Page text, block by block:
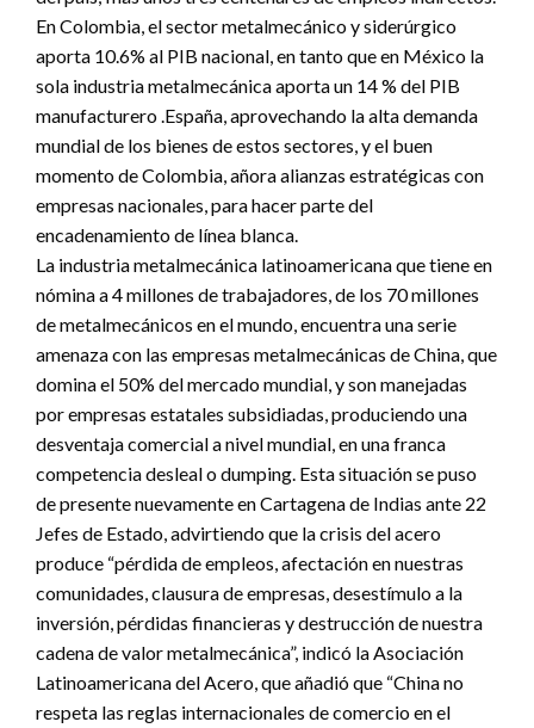
En Colombia, el sector metalmecánico y siderúrgico
aporta 10.6% al PIB nacional, en tanto que en México la
sola industria metalmecánica aporta un 14 % del PIB
manufacturero .España, aprovechando la alta demanda
mundial de los bienes de estos sectores, y el buen
momento de Colombia, añora alianzas estratégicas con
empresas nacionales, para hacer parte del
encadenamiento de línea blanca.
La industria metalmecánica latinoamericana que tiene en
nómina a 4 millones de trabajadores, de los 70 millones
de metalmecánicos en el mundo, encuentra una serie
amenaza con las empresas metalmecánicas de China, que
domina el 50% del mercado mundial, y son manejadas
por empresas estatales subsidiadas, produciendo una
desventaja comercial a nivel mundial, en una franca
competencia desleal o dumping. Esta situación se puso
de presente nuevamente en Cartagena de Indias ante 22
Jefes de Estado, advirtiendo que la crisis del acero
produce “pérdida de empleos, afectación en nuestras
comunidades, clausura de empresas, desestímulo a la
inversión, pérdidas financieras y destrucción de nuestra
cadena de valor metalmecánica”, indicó la Asociación
Latinoamericana del Acero, que añadió que “China no
respeta las reglas internacionales de comercio en el